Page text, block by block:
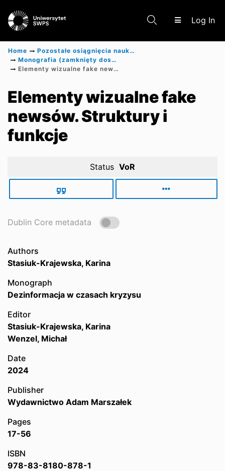
Log In
Communities & Collections
Scientific research results
Home
Pozostałe osiągnięcia naukowe
Monografia (zamknięty dostęp)
Elementy wizualne fake newsów. Struktury i funkcje
Elementy wizualne fake
newsów. Struktury i
funkcje
Status VoR
Dublin Core metadata
Authors
Stasiuk-Krajewska, Karina
Monograph
Dezinformacja w czasach kryzysu
Editor
Stasiuk-Krajewska, Karina
Wenzel, Michał
Date
2024
Publisher
Wydawnictwo Adam Marszałek
Pages
17-56
ISBN
978-83-8180-878-1